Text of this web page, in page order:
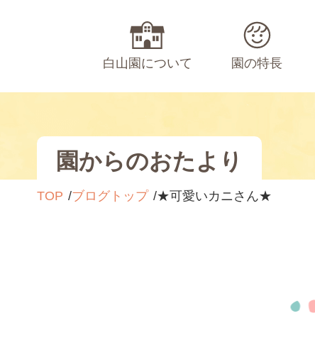
白山園について 園の特長
園からのおたより
TOP ブログトップ ★可愛いカニさん★